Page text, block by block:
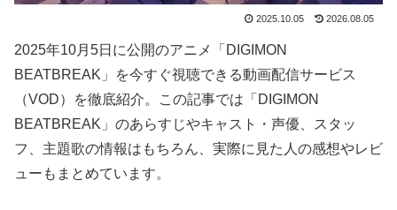
2025.10.05 2026.08.05
2025年10月5日に公開のアニメ「DIGIMON
BEATBREAK」を今すぐ視聴できる動画配信サービス
（VOD）を徹底紹介。この記事では「DIGIMON
BEATBREAK」のあらすじやキャスト・声優、スタッ
フ、主題歌の情報はもちろん、実際に見た人の感想やレビ
ューもまとめています。